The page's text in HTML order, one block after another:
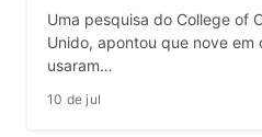
Uma pesquisa do College of
Unido, apontou que nove em
usaram…
10 de jul